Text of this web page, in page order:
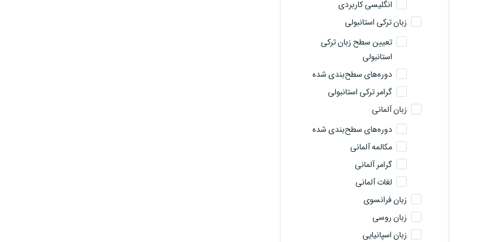
انگلیسی کاربردی
زبان ترکی استانبولی
تعیین سطح زبان ترکی
استانبولی
دوره‌های سطح‌بندی شده
گرامر ترکی استانبولی
زبان آلمانی
دوره‌های سطح‌بندی شده
مکالمه آلمانی
گرامر آلمانی
لغات آلمانی
زبان فرانسوی
زبان روسی
زبان اسپانیایی